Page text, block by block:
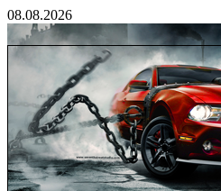
08.08.2026